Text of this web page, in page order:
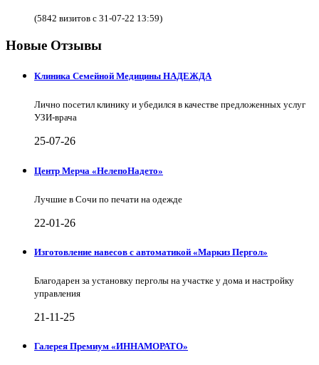
(5842 визитов с 31-07-22 13:59)
Новые Отзывы
Клиника Семейной Медицины НАДЕЖДА
Лично посетил клинику и убедился в качестве предложенных услуг
УЗИ-врача
25-07-26
Центр Мерча «НелепоНадето»
Лучшие в Сочи по печати на одежде
22-01-26
Изготовление навесов с автоматикой «Маркиз Пергол»
Благодарен за установку перголы на участке у дома и настройку
управления
21-11-25
Галерея Премиум «ИННАМОРАТО»